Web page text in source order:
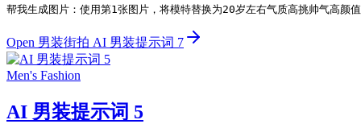
帮我生成图片：使用第1张图片，将模特替换为20岁左右气质高挑帅气高颜
Open 男装街拍 AI 男装提示词 7
Men's Fashion
AI 男装提示词 5